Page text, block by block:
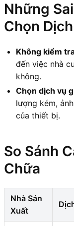
Những
Chọn
Không kiểm
đến việc nhà
không.
Chọn dịch vụ
lượng kém,
của thiết bị.
So Sánh
Chữa
Nhà Sản
Xuất